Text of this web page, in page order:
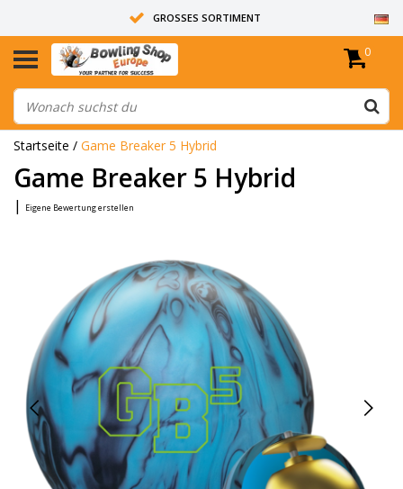
GROSSES SORTIMENT
14 TAGE RÜCKGABERECHT
ALLE BOWLINGKUGELN SIND UNGEBOHRT
0
Startseite / Game Breaker 5 Hybrid
Game Breaker 5 Hybrid
| Eigene Bewertung erstellen